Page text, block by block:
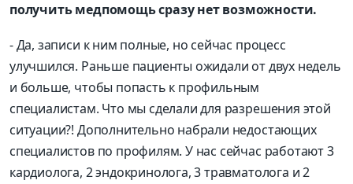
получить медпомощь сразу нет возможности.
- Да, записи к ним полные, но сейчас процесс
улучшился. Раньше пациенты ожидали от двух недель
и больше, чтобы попасть к профильным
специалистам. Что мы сделали для разрешения этой
ситуации?! Дополнительно набрали недостающих
специалистов по профилям. У нас сейчас работают 3
кардиолога, 2 эндокринолога, 3 травматолога и 2